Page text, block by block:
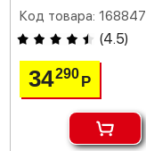
Код товара: 168847
(4.5)
34290Р